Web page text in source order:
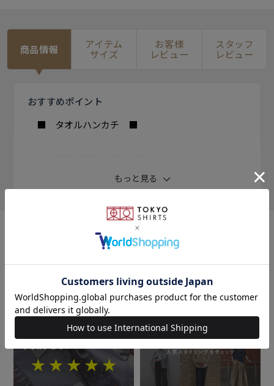
商品情報 アイテム
サイズ
お客様
レビュー
スタッフ
レビュー
おすすめポイント
■ タオルハンカチ ■
使いやすい、タオルハンカチ。
持ち歩きやすい小さなサイズで
デイリー使いにもぴったり。
『吸水速乾・抗菌防臭』の
機能性を兼ね備えています。
素材
綿77% ポリエステル23%
サイズ：25×25cm
もっと見る